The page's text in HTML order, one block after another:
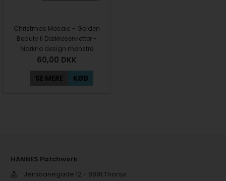
Christmas Mosaic - Golden
Beauty II Dækkeservietter -
Markno design mønstre
60,00 DKK
SE MERE KØB
HANNES Patchwork
Jernbanegade 12 - 8881 Thorsø